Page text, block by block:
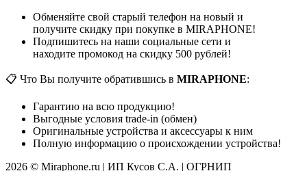
Обменяйте свой старый телефон на новый и
получите скидку при покупке в MIRAPHONE!
Подпишитесь на наши социальные сети и
находите промокод на скидку 500 рублей!
📋 Что Вы получите обратившись в MIRAPHONE:
Гарантию на всю продукцию!
Выгодные условия trade-in (обмен)
Оригинальные устройства и аксессуары к ним
Полную информацию о происхождении устройства!
2026 © Miraphone.ru | ИП Кусов С.А. | ОГРНИП